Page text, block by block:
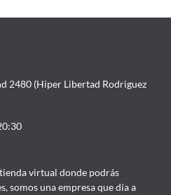
2480 (Hiper Libertad Rodriguez
virtual donde podrás
somos una empresa que día a